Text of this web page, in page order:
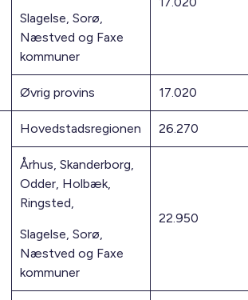
Slagelse, Sorø,
Næstved og Faxe
kommuner
Øvrig provins 17.020
Hovedstadsregionen 26.270
Århus, Skanderborg,
Odder, Holbæk,
Ringsted,
Slagelse, Sorø,
Næstved og Faxe
kommuner
22.950